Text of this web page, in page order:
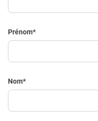
Prénom*
Nom*